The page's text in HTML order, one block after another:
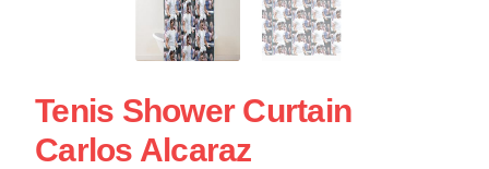
Tenis Shower Curtain
Carlos Alcaraz